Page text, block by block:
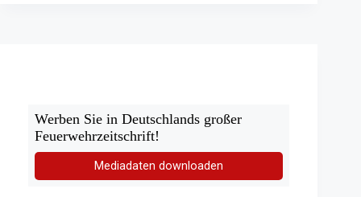
Werben Sie in Deutschlands großer
Feuerwehrzeitschrift!
Mediadaten downloaden